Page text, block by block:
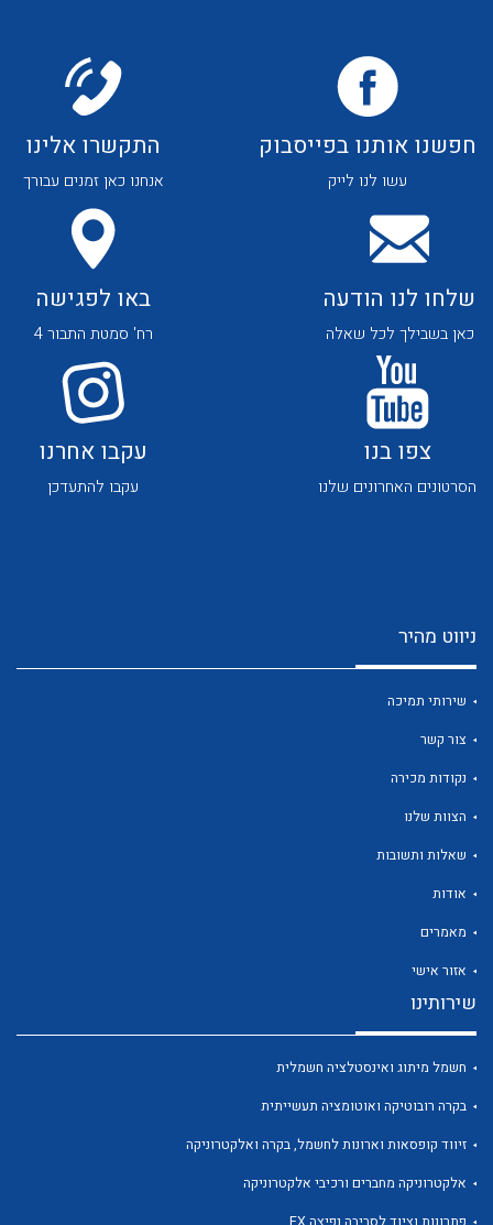
לכל מוצרי היצרן לכל מוצרי היצרן
לכל מוצרי היצרן
לכל מוצרי היצרן
חפשנו אותנו בפייסבוק
עשו לנו לייק
התקשרו אלינו
אנחנו כאן זמנים עבורך
שלחו לנו הודעה
כאן בשבילך לכל שאלה
באו לפגישה
רח' סמטת התבור 4
צפו בנו
הסרטונים האחרונים שלנו
עקבו אחרנו
עקבו להתעדכן
ניווט מהיר
שירותי תמיכה
צור קשר
נקודות מכירה
הצוות שלנו
שאלות ותשובות
אודות
מאמרים
אזור אישי
שירותינו
חשמל מיתוג ואינסטלציה חשמלית
בקרה רובוטיקה ואוטומציה תעשייתית
זיווד קופסאות וארונות לחשמל, בקרה ואלקטרוניקה
אלקטרוניקה מחברים ורכיבי אלקטרוניקה